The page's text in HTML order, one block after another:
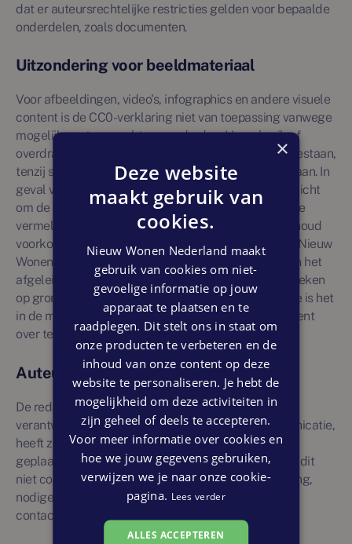
dat er auteursrechtelijke restricties gelden voor bepaalde
onderdelen, zoals documenten.
Uitzondering voor beeldmateriaal
Voor afbeeldingen, video's, infographics en andere visuele
content is de CC0-verklaring niet van toepassing vanwege
mogelijke auteursrechten van derden. Hergebruik of
overdracht van visuele content is derhalve niet toegestaan,
tenzij specifiek aangegeven is dat dit wel is toegestaan. In
geval van hergebruik van visuele content is het verplicht
om de naam van de maker over te nemen indien deze
vermeld is. Bovendien moet bij het citeren van de inhoud
voorkomen worden dat de indruk wordt gewekt dat Nieuw
Wonen Nederland zonder voorbehoud de inhoud van het
afgeleide werk onderschrijft. In de context van verzoeken
op grond van de Wet hergebruik overheidsinformatie is het
in de meeste gevallen niet mogelijk om visuele content
over te dragen.
Auteursrechten
De redactie van deze website, onder de
verantwoordelijkheid van Dienst Publiek en Communicatie,
heeft zorgvuldig gelet op de auteursrechten van de
geplaatste afbeeldingen. Als u van mening bent dat dit
niet correct is gebeurd voor een specifieke afbeelding,
nodigen wij u uit om contact op te nemen via de
contactpagina op deze website.
×
Deze website
maakt gebruik van
cookies.
Nieuw Wonen Nederland maakt
gebruik van cookies om niet-
gevoelige informatie op jouw
apparaat te plaatsen en te
raadplegen. Dit stelt ons in staat om
onze producten te verbeteren en de
inhoud van onze content op deze
website te personaliseren. Je hebt de
mogelijkheid om deze activiteiten in
zijn geheel of deels te accepteren.
Voor meer informatie over cookies en
hoe we jouw gegevens gebruiken,
verwijzen we je naar onze cookie-
pagina. Lees verder
ALLES ACCEPTEREN